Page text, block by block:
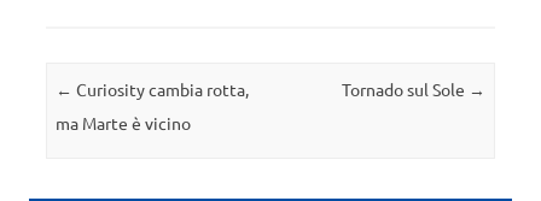
Navigazione articolo
← Curiosity cambia rotta,
ma Marte è vicino
Tornado sul Sole →